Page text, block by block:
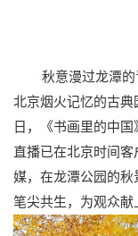
秋意漫过龙潭
北京烟火记忆的古典
日 ，《书画里的中国
直播已在北京时间
媒，在龙潭公园的
笔尖共生，为观众献